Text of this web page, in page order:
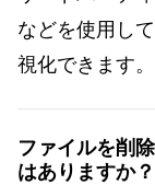
などを使用し
視化できます。
ファイルを削
はありますか？